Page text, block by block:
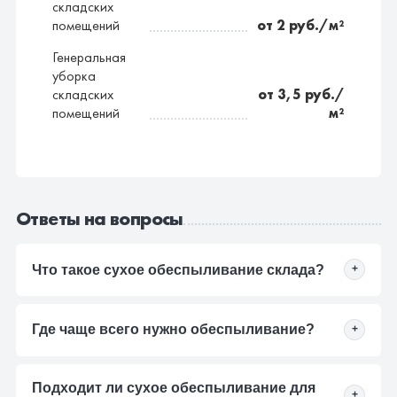
складских
помещений
от 2 руб./м²
Генеральная
уборка
складских
помещений
от 3,5 руб./
м²
Ответы на вопросы
Что такое сухое обеспыливание склада? +
важно не повышать влажность и не создавать риск
Где чаще всего нужно обеспыливание? +
Подходит ли сухое обеспыливание для
+